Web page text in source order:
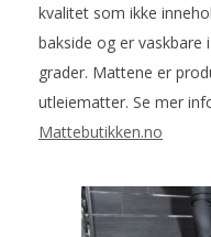
kvalitet som ikke
bakside og er vaskbare
grader. Mattene er
utleiematter. Se mer
Mattebutikken.no